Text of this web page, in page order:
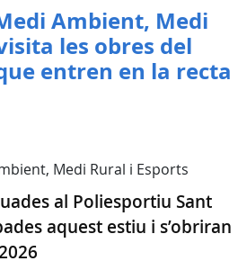
Ambient, Medi
les obres del
entren en la recta
Medi Rural i Esports
al Poliesportiu Sant
aquest estiu i s’obriran